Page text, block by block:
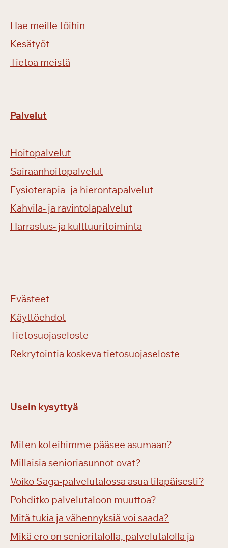
Hae meille töihin
Kesätyöt
Tietoa meistä
Palvelut
Hoitopalvelut
Sairaanhoitopalvelut
Fysioterapia- ja hierontapalvelut
Kahvila- ja ravintolapalvelut
Harrastus- ja kulttuuritoiminta
Evästeet
Käyttöehdot
Tietosuojaseloste
Rekrytointia koskeva tietosuojaseloste
Usein kysyttyä
Miten koteihimme pääsee asumaan?
Millaisia senioriasunnot ovat?
Voiko Saga-palvelutalossa asua tilapäisesti?
Pohditko palvelutaloon muuttoa?
Mitä tukia ja vähennyksiä voi saada?
Mikä ero on senioritalolla, palvelutalolla ja